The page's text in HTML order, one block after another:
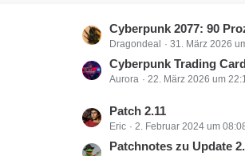
L
e
t
z
e
e
Cyberpunk 2077: 90
Dragondeal 31. März 2026
Cyberpunk Trading
Aurora 22. März 2026 um
L
e
t
Patch 2.11
Eric 2. Februar 2024 um
Patchnotes zu Update